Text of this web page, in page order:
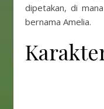
dipetakan, di
bernama Amelia.